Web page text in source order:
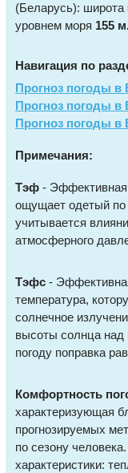
(Беларусь): широта
уровнем моря 155
Навигация по
Прогноз погоды в
Прогноз погоды
Прогноз погоды в
Примечания:
Тэф - Эффективная
ощущает одетый по
учитывается
атмосферного
Тэфс -
температура,
солнечное
высоты солнца над
погоду поправка
Комфортность
характеризующая
прогнозируемых
по сезону
характеристики: